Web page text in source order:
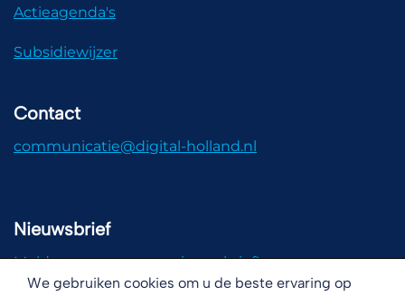
We gebruiken cookies om u de beste ervaring op
Actieagenda's
Subsidiewijzer
Contact
communicatie@digital-holland.nl
Nieuwsbrief
Meld u aan voor onze nieuwsbrief!